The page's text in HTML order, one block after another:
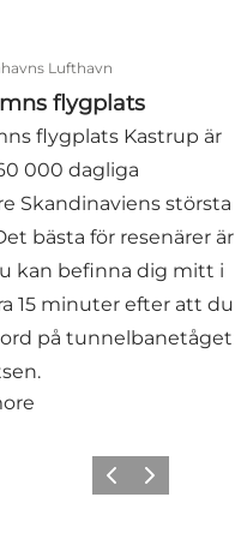
Lufthavn
flygplats
flygplats Kastrup är
000 dagliga
Skandinaviens största
bästa för resenärer är
kan befinna dig mitt i
15 minuter efter att du
på tunnelbanetåget
Previous
Next